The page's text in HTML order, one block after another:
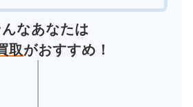
なあなたは
取がおすすめ！